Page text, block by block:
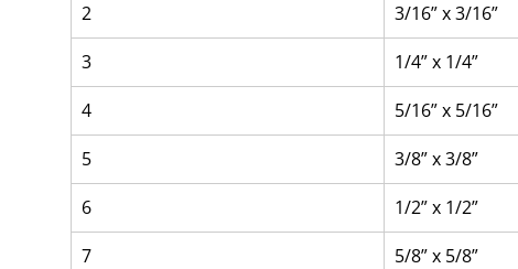
2
3/16” x 3/16”
3
1/4” x 1/4”
4
5/16” x 5/16”
5
3/8” x 3/8”
6
1/2” x 1/2”
7
5/8” x 5/8”